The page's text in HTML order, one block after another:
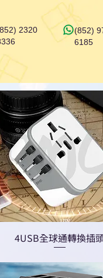
2320
(852)
6185
4USB全球通轉換插